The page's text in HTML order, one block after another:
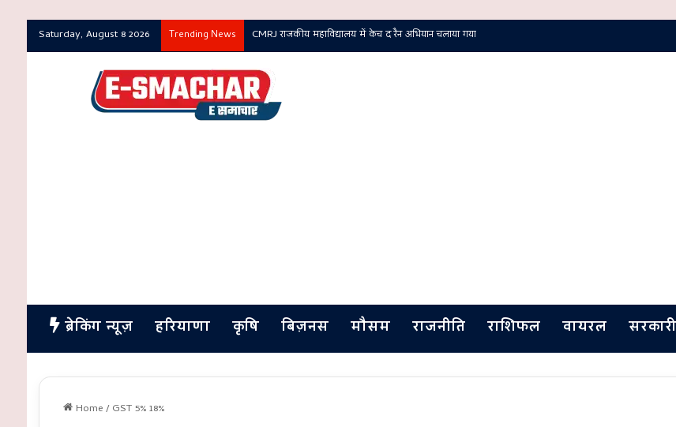
Saturday, August 8 2026 Trending News CMRJ राजकीय महाविद्यालय में केच द रैन अभियान चलाया गया
ब्रेकिंग न्यूज़ हरियाणा कृषि बिज़नस मौसम राजनीति राशिफल वायरल
Home/ GST 5% 18%